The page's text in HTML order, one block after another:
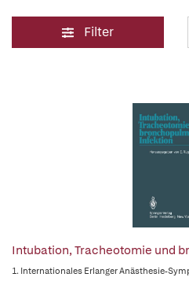
Filter
Intubation, Tracheotomie und
1. Internationales Erlanger Anästhesie-